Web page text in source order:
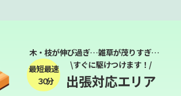
木・枝が伸び過ぎ…雑草が茂りすぎ…
最短最速
３０分
\すぐに駆けつけます！/
出張対応エリア